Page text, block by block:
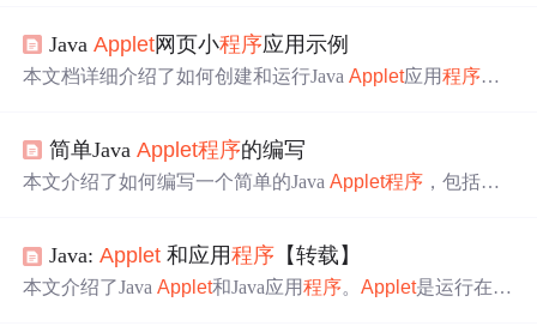
JavaApplet网页小程序应用示例
本文档详细介绍了如何创建和运行JavaApplet应用程序。
Applet.html来展示Applet，并编译源代码为my
s。通过appletviewer工具或浏览器运行myApplet .html，可
字输出。同样，通过类似步骤编译和运行KY3_2.java，得
到预期的运行结果。
简单JavaApplet程序的编写
本文介绍了如何编写一个简单的JavaApplet程序 ，包括创
Java:Applet 和应用程序 【转载】
本文介绍了JavaApplet和Java应用程序。Applet是运行在支